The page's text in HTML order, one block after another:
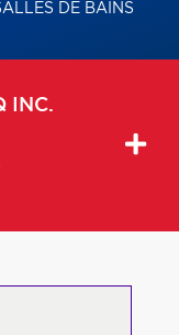
DE BAINS
INC.